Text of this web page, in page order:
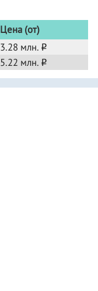
Цена (от)
3.28 млн. o
5.22 млн. o